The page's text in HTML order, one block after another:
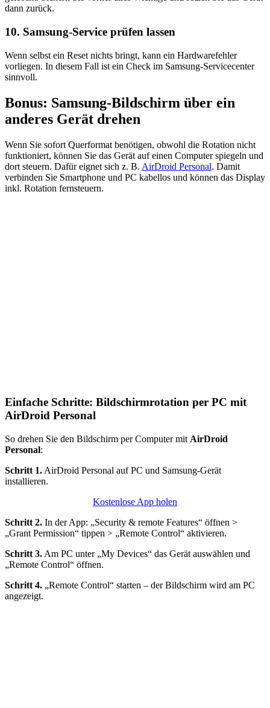
dann zurück.
10. Samsung‑Service prüfen lassen
Wenn selbst ein Reset nichts bringt, kann ein Hardwarefehler
vorliegen. In diesem Fall ist ein Check im Samsung‑Servicecenter
sinnvoll.
Bonus: Samsung‑Bildschirm über ein
anderes Gerät drehen
Wenn Sie sofort Querformat benötigen, obwohl die Rotation nicht
funktioniert, können Sie das Gerät auf einen Computer spiegeln und
dort steuern. Dafür eignet sich z. B. AirDroid Personal. Damit
verbinden Sie Smartphone und PC kabellos und können das Display
inkl. Rotation fernsteuern.
Einfache Schritte: Bildschirmrotation per PC mit
AirDroid Personal
So drehen Sie den Bildschirm per Computer mit AirDroid
Personal:
Schritt 1. AirDroid Personal auf PC und Samsung‑Gerät
installieren.
Kostenlose App holen
Schritt 2. In der App: „Security & remote Features“ öffnen >
„Grant Permission“ tippen > „Remote Control“ aktivieren.
Schritt 3. Am PC unter „My Devices“ das Gerät auswählen und
„Remote Control“ öffnen.
Schritt 4. „Remote Control“ starten – der Bildschirm wird am PC
angezeigt.